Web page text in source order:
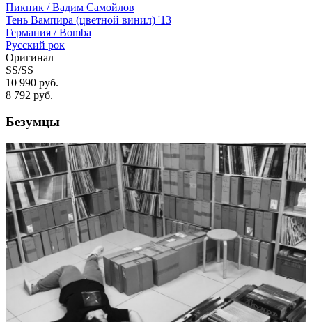
Пикник / Вадим Самойлов
Тень Вампира (цветной винил) '13
Германия /Bomba
Русский рок
Оригинал
SS/SS
10 990 руб.
8 792 руб.
Безумцы